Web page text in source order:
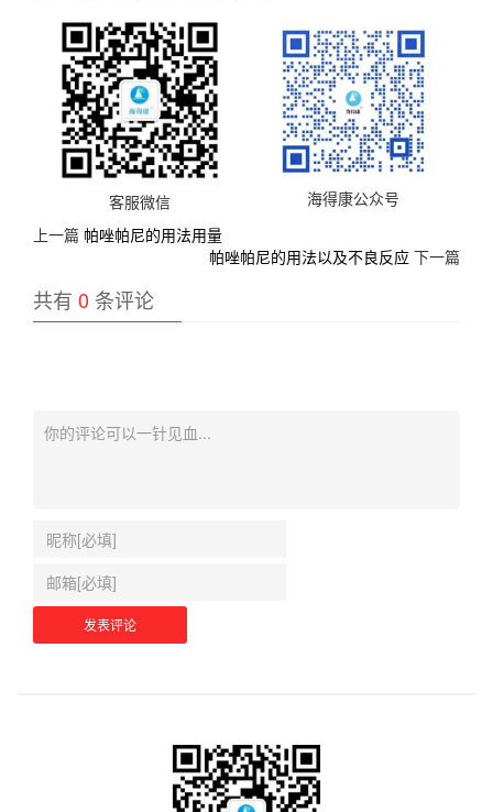
客服微信
海得康公众号
上一篇 帕唑帕尼的用法用量
帕唑帕尼的用法以及不良反应 下一篇
共有 0 条评论